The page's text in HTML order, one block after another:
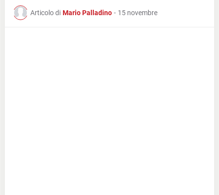
Articolo di Mario Palladino - 15 novembre